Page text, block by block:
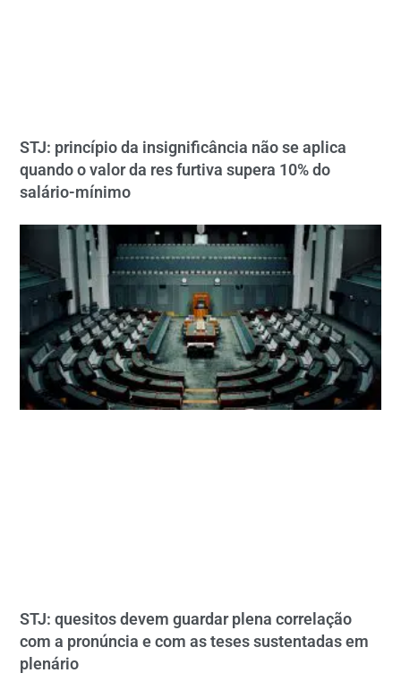
STJ: princípio da insignificância não se aplica
quando o valor da res furtiva supera 10% do
salário-mínimo
STJ: quesitos devem guardar plena correlação
com a pronúncia e com as teses sustentadas em
plenário